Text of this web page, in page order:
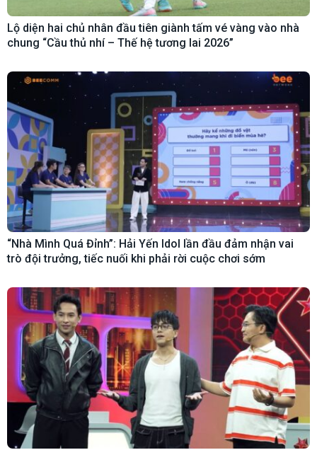
Lộ diện hai chủ nhân đầu tiên giành tấm vé vàng vào nhà
chung “Cầu thủ nhí – Thế hệ tương lai 2026”
“Nhà Mình Quá Đỉnh”: Hải Yến Idol lần đầu đảm nhận vai
trò đội trưởng, tiếc nuối khi phải rời cuộc chơi sớm